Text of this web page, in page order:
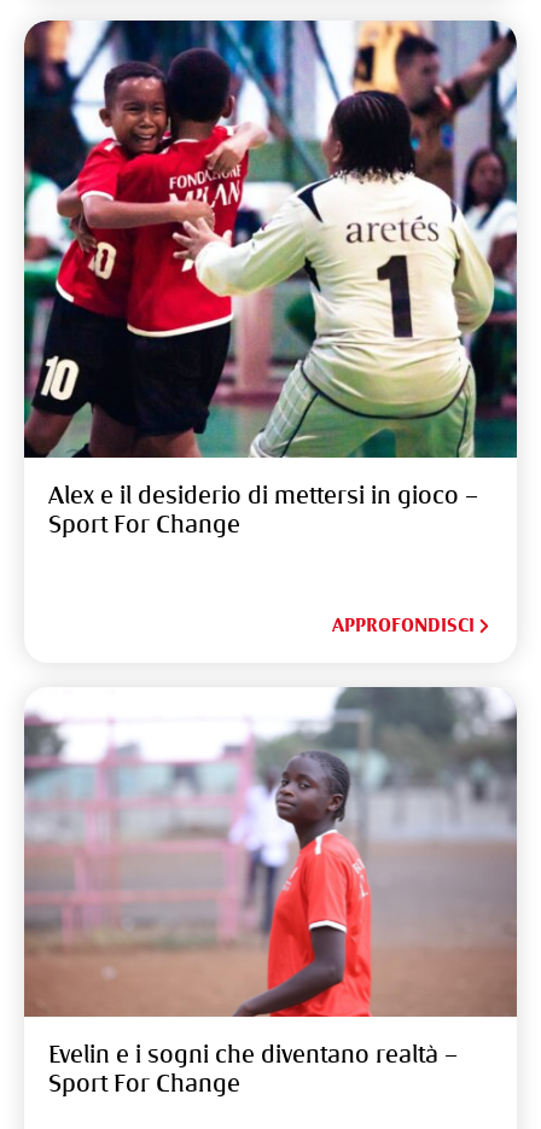
Alex e il desiderio di mettersi in gioco –
Sport For Change
APPROFONDISCI
Evelin e i sogni che diventano realtà –
Sport For Change